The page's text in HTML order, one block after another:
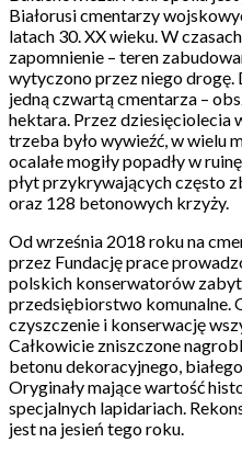
Białorusi cmentarzy
latach 30. XX wieku. W
zapomnienie – teren
wytyczono przez niego drogę.
jedną czwartą cmentarza –
hektara. Przez dziesięciolecia
trzeba było wywieźć, w wielu
ocalałe mogiły popadły w
płyt przykrywających często
oraz 128 betonowych krzyży.
Od września 2018 roku na
przez Fundację prace
polskich konserwatorów
przedsiębiorstwo komunalne.
czyszczenie i konserwację
Całkowicie zniszczone
betonu dekoracyjnego,
Oryginały mające wartość
specjalnych lapidariach.
jest na jesień tego roku.